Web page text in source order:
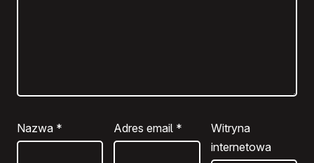
Nazwa * Adres email *
Witryna
internetowa